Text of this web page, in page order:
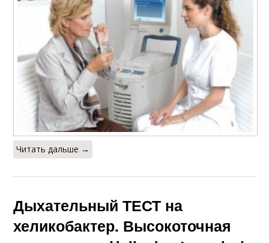
Читать дальше →
Дыхательный ТЕСТ на
хеликобактер. Высокоточная